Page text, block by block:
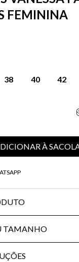
FEMININA
38 40 42
À
TAMANHO